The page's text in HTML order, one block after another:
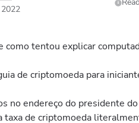
como tentou explicar
de criptomoeda para
no endereço do presidente
taxa de criptomoeda